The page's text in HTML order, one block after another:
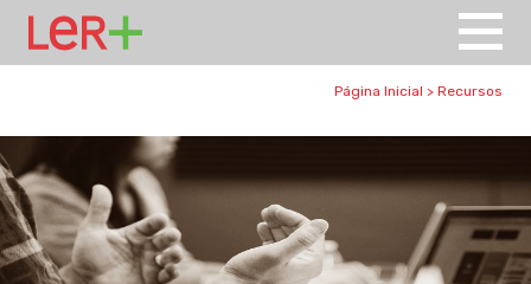
Página Inicial > Recursos